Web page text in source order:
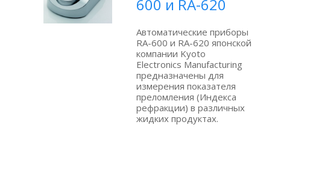
600 и RA-620
Автоматические приборы
RA-600 и RA-620 японской
компании Kyoto
Electronics Manufacturing
предназначены для
измерения показателя
преломления (Индекса
рефракции) в различных
жидких продуктах.